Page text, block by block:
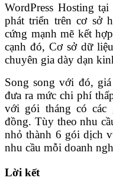
WordPress Hosting
phát triển trên cơ sở
cứng mạnh mẽ kết
cạnh đó, Cơ sở dữ
chuyên gia dày dạn
Song song với đó,
đưa ra mức chi phí
với gói tháng có các
đồng. Tùy theo nhu
nhỏ thành 6 gói dịch
nhu cầu mỗi doanh
Lời kết